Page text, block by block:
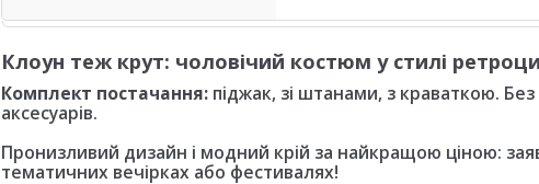
Клоун теж крут: чоловічий костюм у стилі
Комплект постачання: піджак, зі штанами, з краваткою.
аксесуарів.
Пронизливий дизайн і модний крій за найкращою ціною:
тематичних вечірках або фестивалях!